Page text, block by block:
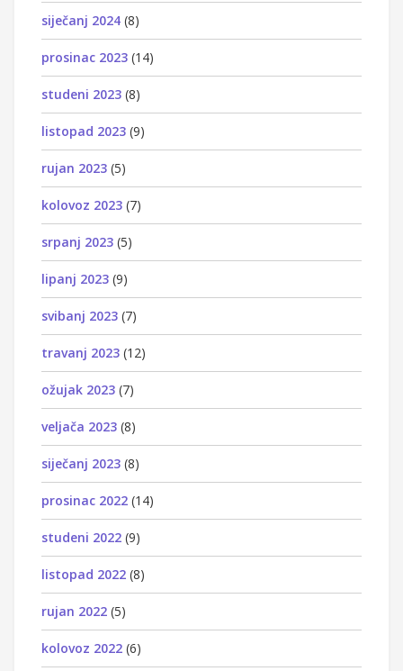
siječanj 2024 (8)
prosinac 2023 (14)
studeni 2023 (8)
listopad 2023 (9)
rujan 2023 (5)
kolovoz 2023 (7)
srpanj 2023 (5)
lipanj 2023 (9)
svibanj 2023 (7)
travanj 2023 (12)
ožujak 2023 (7)
veljača 2023 (8)
siječanj 2023 (8)
prosinac 2022 (14)
studeni 2022 (9)
listopad 2022 (8)
rujan 2022 (5)
kolovoz 2022 (6)